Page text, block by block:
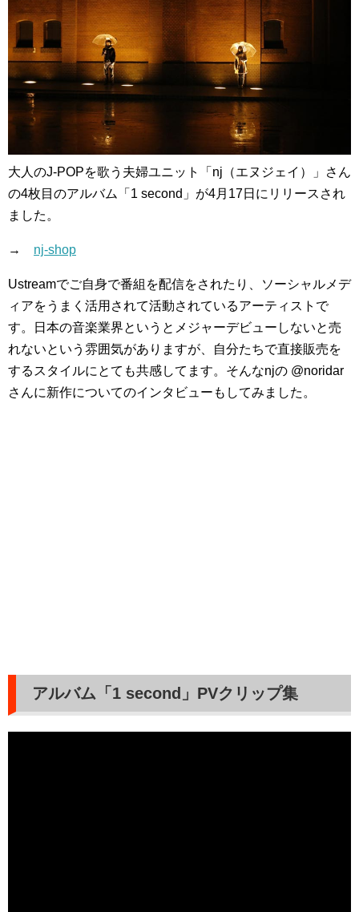
大人のJ-POPを歌う夫婦ユニット「nj（エヌジェイ）」さん
の4枚目のアルバム「1 second」が4月17日にリリースされ
ました。
→ nj-shop
Ustreamでご自身で番組を配信をされたり、ソーシャルメデ
ィアをうまく活用されて活動されているアーティストで
す。日本の音楽業界というとメジャーデビューしないと売
れないという雰囲気がありますが、自分たちで直接販売を
するスタイルにとても共感してます。そんなnjの @noridar
さんに新作についてのインタビューもしてみました。
アルバム「1 second」PVクリップ集